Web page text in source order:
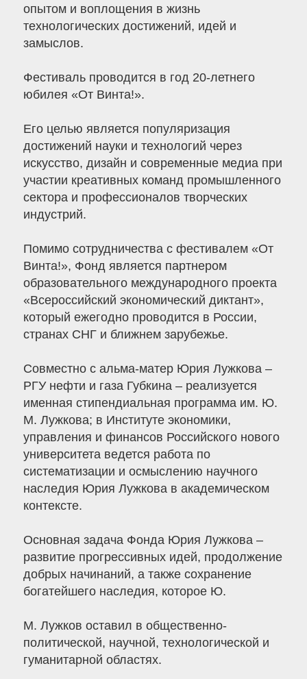
опытом и воплощения в жизнь
технологических достижений, идей и
замыслов.
Фестиваль проводится в год 20-летнего
юбилея «От Винта!».
Его целью является популяризация
достижений науки и технологий через
искусство, дизайн и современные медиа при
участии креативных команд промышленного
сектора и профессионалов творческих
индустрий.
Помимо сотрудничества с фестивалем «От
Винта!», Фонд является партнером
образовательного международного проекта
«Всероссийский экономический диктант»,
который ежегодно проводится в России,
странах СНГ и ближнем зарубежье.
Совместно с альма-матер Юрия Лужкова –
РГУ нефти и газа Губкина – реализуется
именная стипендиальная программа им. Ю.
М. Лужкова; в Институте экономики,
управления и финансов Российского нового
университета ведется работа по
систематизации и осмыслению научного
наследия Юрия Лужкова в академическом
контексте.
Основная задача Фонда Юрия Лужкова –
развитие прогрессивных идей, продолжение
добрых начинаний, а также сохранение
богатейшего наследия, которое Ю.
М. Лужков оставил в общественно-
политической, научной, технологической и
гуманитарной областях.